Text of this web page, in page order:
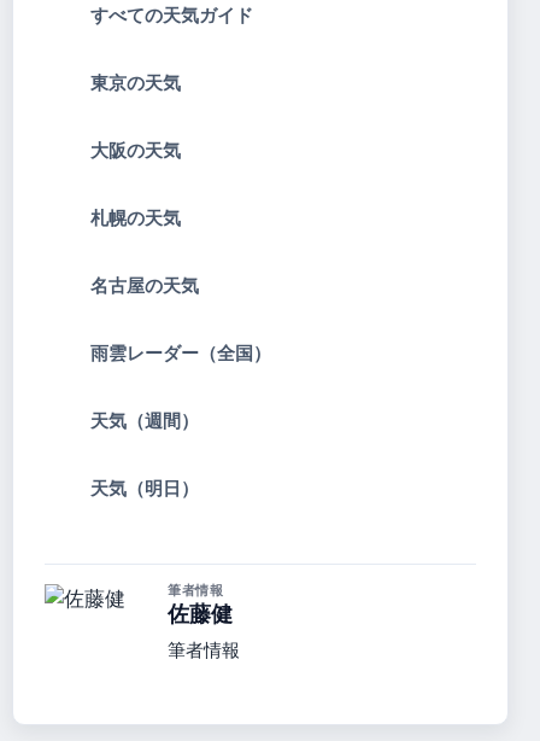
すべての天気ガイド
東京の天気
大阪の天気
札幌の天気
名古屋の天気
雨雲レーダー（全国）
天気（週間）
天気（明日）
筆者情報
佐藤健
筆者情報